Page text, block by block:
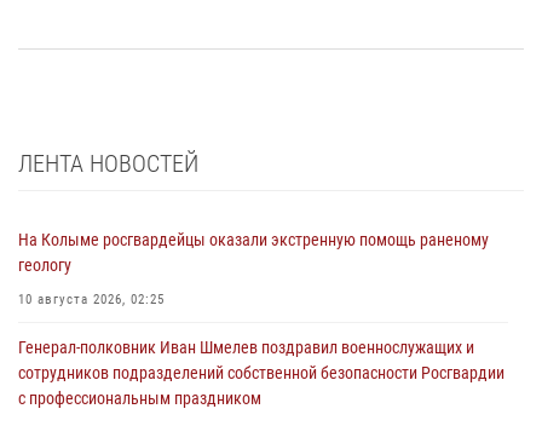
ЛЕНТА НОВОСТЕЙ
На Колыме росгвардейцы оказали экстренную помощь раненому
геологу
10 августа 2026, 02:25
Генерал-полковник Иван Шмелев поздравил военнослужащих и
сотрудников подразделений собственной безопасности Росгвардии
с профессиональным праздником